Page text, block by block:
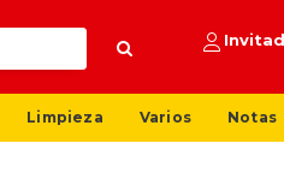
Limpieza Varios Notas